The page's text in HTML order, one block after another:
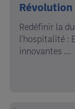
Redéfinir la
l'hospitalité :
innovantes ...